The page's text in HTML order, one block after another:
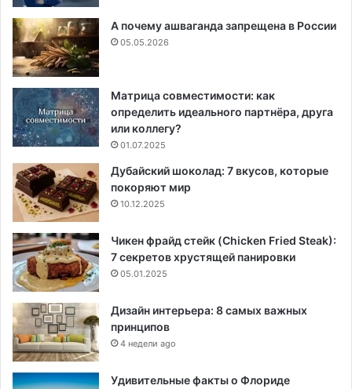
А почему ашваганда запрещена в России
05.05.2026
Матрица совместимости: как
определить идеального партнёра, друга
или коллегу?
01.07.2025
Дубайский шоколад: 7 вкусов, которые
покоряют мир
10.12.2025
Чикен фрайд стейк (Chicken Fried Steak):
7 секретов хрустящей панировки
05.01.2025
Дизайн интерьера: 8 самых важных
принципов
4 недели ago
Удивительные факты о Флориде